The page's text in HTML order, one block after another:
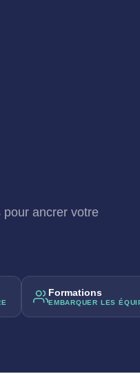
ancrer votre
Formations
EMBARQUER LES